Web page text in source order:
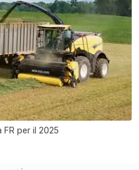
per il 2025